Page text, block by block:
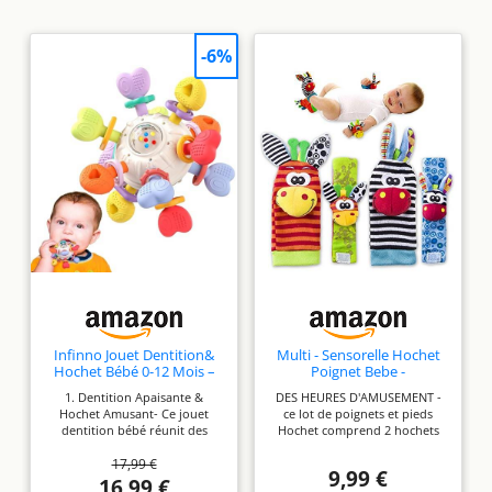
Infinno Jouet Dentition&
Hochet Bébé 0-12 Mois –
Silicone Sans BPA – balle
Sensoriel Coloré pour
Soulager les Gencives–
Garçon (moyen)
1. Dentition Apaisante &
Hochet Amusant- Ce jouet
dentition bébé réunit des
des sons de hochet
engageants, offrant un
17,99 €
-6%
Multi - Sensorelle Hochet
Poignet Bebe -
et Eveil Hochet Pied et
Poignet - Chaussette
Hochet Bebe 6 Mois - Jouet
Hochet Main et Pied Pour
Bebe
DES HEURES D'AMUSEMENT -
ce lot de poignets et pieds
Hochet comprend 2 hochets
bebe, qui ont des couleurs
9,99 €